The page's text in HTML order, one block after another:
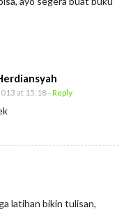
at 15:18- Reply
latihan bikin tulisan,